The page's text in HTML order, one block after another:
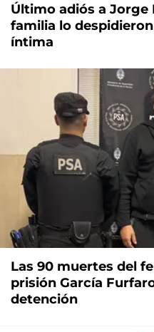
Último adiós a Jorge
familia lo
íntima
Las 90 muertes del
prisión García
detención